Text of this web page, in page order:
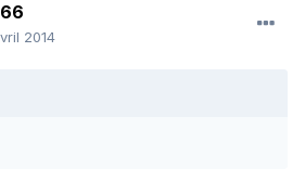
2014